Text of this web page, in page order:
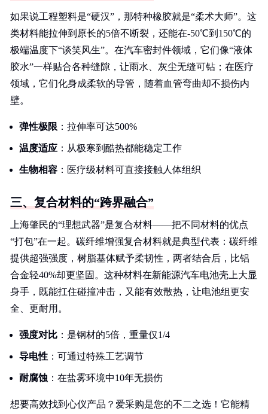
如果说工程塑料是“硬汉”，那特种橡胶就是“柔术大师”。这
类材料能拉伸到原长的5倍不断裂，还能在-50℃到150℃的
极端温度下“谈笑风生”。在汽车密封件领域，它们像“液体
胶水”一样贴合各种缝隙，让雨水、灰尘无缝可钻；在医疗
领域，它们化身成柔软的导管，随着血管弯曲却不损伤内
壁。
弹性极限 ：拉伸率可达500%
温度适应 ：从极寒到酷热都能稳定工作
生物相容 ：医疗级材料可直接接触人体组织
三、复合材料的“跨界融合”
上海肇民的“理想武器”是复合材料——把不同材料的优点
“打包”在一起。碳纤维增强复合材料就是典型代表：碳纤维
提供超强强度，树脂基体赋予柔韧性，两者结合后，比铝
合金轻40%却更坚固。这种材料在新能源汽车电池壳上大显
身手，既能扛住碰撞冲击，又能有效散热，让电池组更安
全、更耐用。
强度对比 ：是钢材的5倍，重量仅1/4
导电性 ：可通过特殊工艺调节
耐腐蚀 ：在盐雾环境中10年无损伤
想要高效找到心仪产品？爱采购是您的不二之选！它能精